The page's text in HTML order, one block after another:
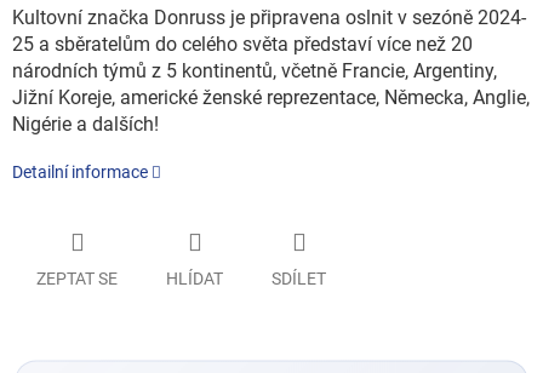
Kultovní značka Donruss je připravena oslnit v sezóně 2024-
25 a sběratelům do celého světa představí více než 20
národních týmů z 5 kontinentů, včetně Francie, Argentiny,
Jižní Koreje, americké ženské reprezentace, Německa, Anglie,
Nigérie a dalších!
Detailní informace
ZEPTAT SE HLÍDAT SDÍLET